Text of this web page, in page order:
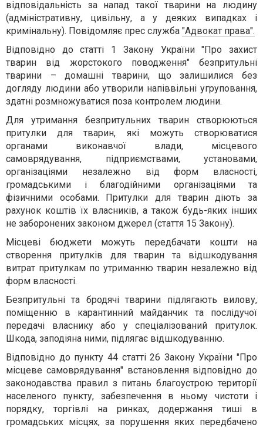
відповідальність за напад такої тварини на людину
(адміністративну, цивільну, а у деяких випадках і
кримінальну). Повідомляє прес служба "Адвокат права".
Відповідно до статті 1 Закону України "Про захист
тварин від жорстокого поводження" безпритульні
тварини – домашні тварини, що залишилися без
догляду людини або утворили напіввільні угруповання,
здатні розмножуватися поза контролем людини.
Для утримання безпритульних тварин створюються
притулки для тварин, які можуть створюватися
органами виконавчої влади, місцевого
самоврядування, підприємствами, установами,
організаціями незалежно від форм власності,
громадськими і благодійними організаціями та
фізичними особами. Притулки для тварин діють за
рахунок коштів їх власників, а також будь-яких інших
не заборонених законом джерел (стаття 15 Закону).
Місцеві бюджети можуть передбачати кошти на
створення притулків для тварин та відшкодування
витрат притулкам по утриманню тварин незалежно від
форм власності.
Безпритульні та бродячі тварини підлягають вилову,
поміщенню в карантинний майданчик та послідучої
передачі власнику або у спеціалізований притулок.
Шкода, заподіяна ними, підлягає відшкодуванню.
Відповідно до пункту 44 статті 26 Закону України "Про
місцеве самоврядування" встановлення відповідно до
законодавства правил з питань благоустрою території
населеного пункту, забезпечення в ньому чистоти і
порядку, торгівлі на ринках, додержання тиші в
громадських місцях, за порушення яких передбачено